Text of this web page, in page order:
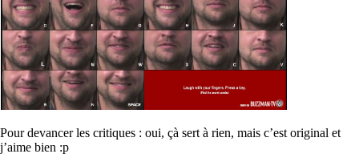
Pour devancer les critiques : oui, çà sert à rien, mais c’est original et
j’aime bien :p